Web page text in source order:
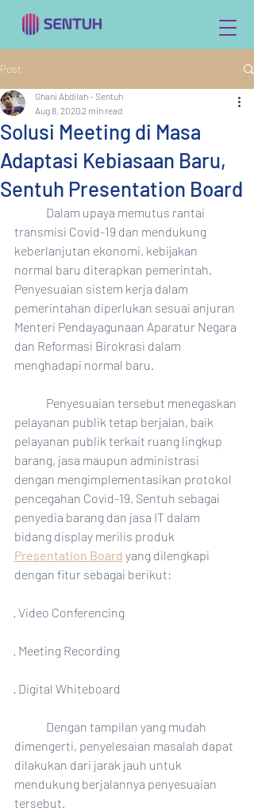
Post
Solusi Meeting di Masa
Adaptasi Kebiasaan Baru,
Sentuh Presentation Board
Ghani Abdilah - Sentuh
Aug 8, 20202 min read
transmisi Covid-19 dan mendukung
keberlanjutan ekonomi, kebijakan
normal baru diterapkan pemerintah.
Penyesuaian sistem kerja dalam
pemerintahan diperlukan sesuai anjuran
Menteri Pendayagunaan Aparatur Negara
dan Reformasi Birokrasi dalam
menghadapi normal baru.
pelayanan publik tetap berjalan, baik
pelayanan publik terkait ruang lingkup
barang, jasa maupun administrasi
dengan mengimplementasikan protokol
pencegahan Covid-19. Sentuh sebagai
penyedia barang dan jasa IT dalam
bidang display merilis produk
Presentation Board yang dilengkapi
dengan fitur sebagai berikut:
· Video Conferencing
· Meeting Recording
· Digital Whiteboard
dimengerti, penyelesaian masalah dapat
dilakukan dari jarak jauh untuk
mendukung berjalannya penyesuaian
tersebut.